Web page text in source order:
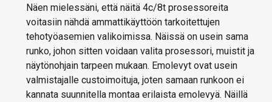
Näen mielessäni, että näitä 4c/8t prosessoreita
voitasiin nähdä ammattikäyttöön tarkoitettujen
tehotyöasemien valikoimissa. Näissä on usein sama
runko, johon sitten voidaan valita prosessori, muistit ja
näytönohjain tarpeen mukaan. Emolevyt ovat usein
valmistajalle custoimoituja, joten samaan runkoon ei
kannata suunnitella montaa erilaista emolevyä. Näillä